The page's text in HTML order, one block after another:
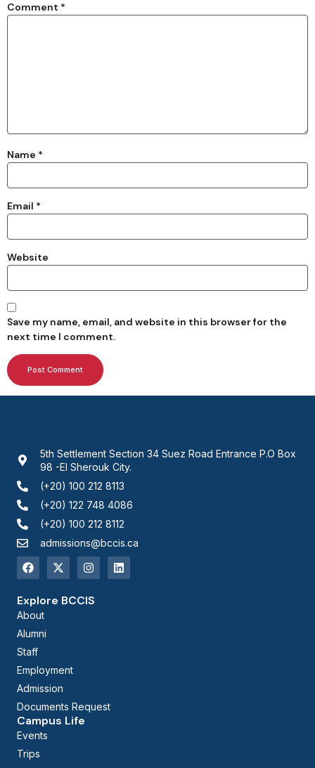
Comment *
Name *
Email *
Website
Save my name, email, and website in this browser for the
next time I comment.
5th Settlement Section 34 Suez Road Entrance P.O Box
98 -El Sherouk City.
(+20) 100 212 8113
(+20) 122 748 4086
(+20) 100 212 8112
admissions@bccis.ca
Explore BCCIS
About
Alumni
Staff
Employment
Admission
Documents Request
Campus Life
Events
Trips